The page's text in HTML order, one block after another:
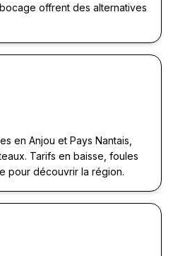
offrent des alternatives
en Anjou et Pays Nantais,
Tarifs en baisse, foules
pour découvrir la région.